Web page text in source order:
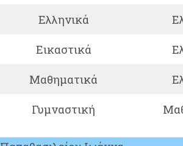
Ελληνικά
Εικαστικά
Μαθηματικά
Γυμναστική